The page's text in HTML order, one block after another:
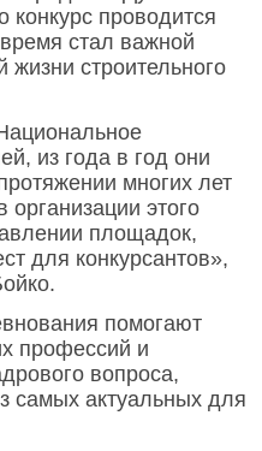
конкурс проводится
стал важной
строительного
из года в год они
многих лет
организации этого
площадок,
для конкурсантов»,
помогают
профессий и
вопроса,
самых актуальных для